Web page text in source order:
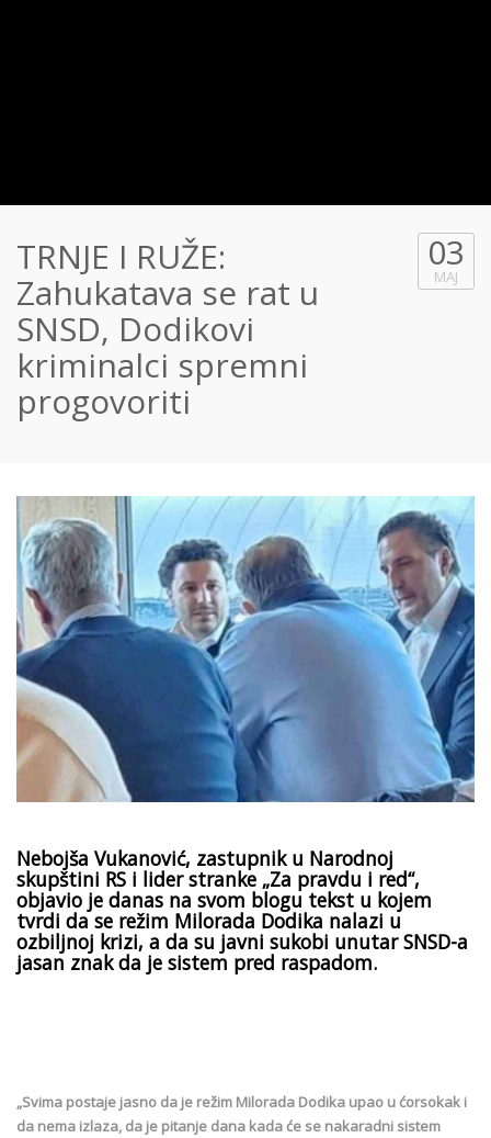
TRNJE I RUŽE:
Zahukatava se rat u
SNSD, Dodikovi
kriminalci spremni
progovoriti
03
MAJ
Nebojša Vukanović, zastupnik u Narodnoj
skupštini RS i lider stranke „Za pravdu i red“,
objavio je danas na svom blogu tekst u kojem
tvrdi da se režim Milorada Dodika nalazi u
ozbiljnoj krizi, a da su javni sukobi unutar SNSD-a
jasan znak da je sistem pred raspadom.
„Svima postaje jasno da je režim Milorada Dodika upao u ćorsokak i
da nema izlaza, da je pitanje dana kada će se nakaradni sistem